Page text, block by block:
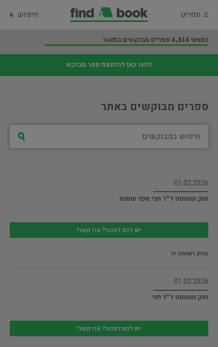
תפריט חיפוש
נמצאו 4,614 ספרים מבוקשים במאגר
לחצו כאן להוספת ספר מבוקש
ספרים מבוקשים באתר
01.02.2026
חוק ומשפט ד״ר חגי ספר שמות
יש לכם למכור? צרו קשר!
מחק רשומה זו
01.02.2026
חוק ומשפט ד״ר חגי
יש לכם למכור? צרו קשר!